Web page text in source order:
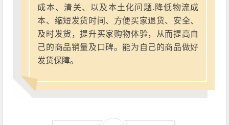
成本、清关、以及本土化问题.降低物流成
本、缩短发货时间、方便买家退货、安全、
及时发货，提升买家购物体验，从而提高自
己的商品销量及口碑。能为自己的商品做好
发货保障。